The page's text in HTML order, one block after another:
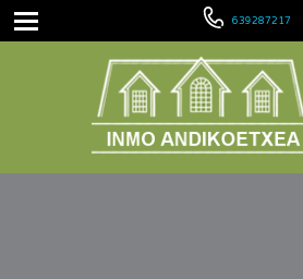
639287217